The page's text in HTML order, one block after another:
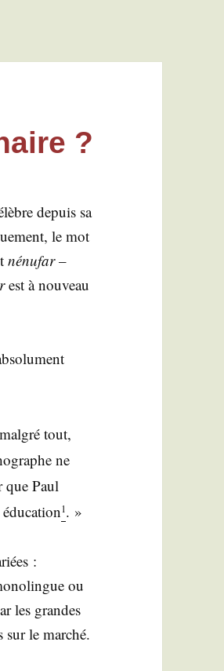
?
depuis sa
le mot
nénu­far–
est à nou­veau
tout,
ne
que Paul
1. »
:
ou
les grandes
sur le marché.